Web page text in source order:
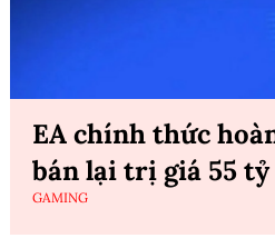
EA chính thức
bán lại trị giá 55 tỷ
GAMING